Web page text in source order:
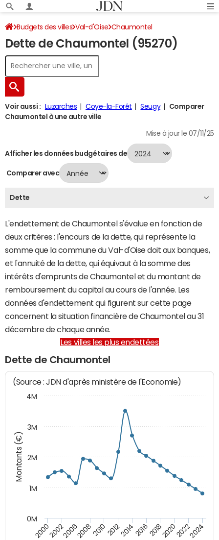
Budgets des villes Val-d'Oise Chaumontel
Dette au 31/12/2024
Dette de Chaumontel (95270)
Voir aussi : Luzarches Coye-la-Forêt Seugy
Comparer
Chaumontel à une autre ville
Mise à jour le 07/11/25
Afficher les données budgétaires de
Comparer avec
Dette
L'endettement de Chaumontel s'évalue en fonction de
deux critères : l'encours de la dette, qui représente la
somme que la commune du Val-d'Oise doit aux banques,
et l'annuité de la dette, qui équivaut à la somme des
intérêts d'emprunts de Chaumontel et du montant de
remboursement du capital au cours de l'année. Les
données d'endettement qui figurent sur cette page
concernent la situation financière de Chaumontel au 31
décembre de chaque année.
Les villes les plus endettées
Dette de Chaumontel
Montants (€)
(Source : JDN d'après ministère de l'Economie)
20002002200620082010 2012201420162018202020222024
0M
1M
2M
3M
4M